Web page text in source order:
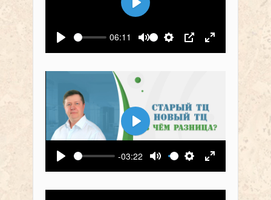
Воспроизвести
06:11
Выключить звук
Настройки
PIP На весь
Воспроизвести
Воспроизвести
-03:22
Выключить звук
Настройки
На весь
Воспроизвести